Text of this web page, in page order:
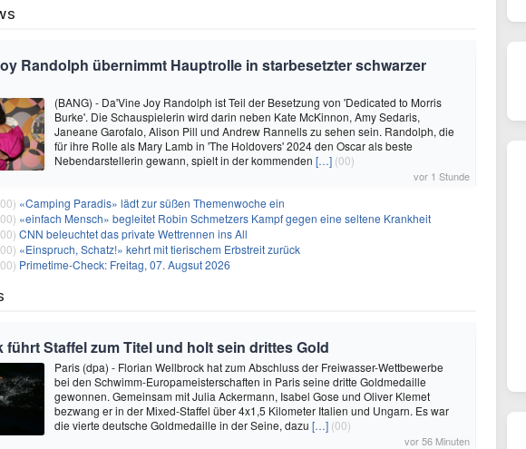
Randolph übernimmt Hauptrolle in starbesetzter schwarzer
(BANG) - Da'Vine Joy Randolph ist Teil der Besetzung von 'Dedicated to Morris
Burke'. Die Schauspielerin wird darin neben Kate McKinnon, Amy Sedaris,
Janeane Garofalo, Alison Pill und Andrew Rannells zu sehen sein. Randolph, die
für ihre Rolle als Mary Lamb in 'The Holdovers' 2024 den Oscar als beste
Nebendarstellerin gewann, spielt in der kommenden […] (00)
vor 1 Stunde
«Camping Paradis» lädt zur süßen Themenwoche ein
«einfach Mensch» begleitet Robin Schmetzers Kampf gegen eine seltene Krankheit
CNN beleuchtet das private Wettrennen ins All
«Einspruch, Schatz!» kehrt mit tierischem Erbstreit zurück
Primetime-Check: Freitag, 07. Augsut 2026
führt Staffel zum Titel und holt sein drittes Gold
Paris (dpa) - Florian Wellbrock hat zum Abschluss der Freiwasser-Wettbewerbe
bei den Schwimm-Europameisterschaften in Paris seine dritte Goldmedaille
gewonnen. Gemeinsam mit Julia Ackermann, Isabel Gose und Oliver Klemet
bezwang er in der Mixed-Staffel über 4x1,5 Kilometer Italien und Ungarn. Es war
die vierte deutsche Goldmedaille in der Seine, dazu […] (00)
vor 56 Minuten